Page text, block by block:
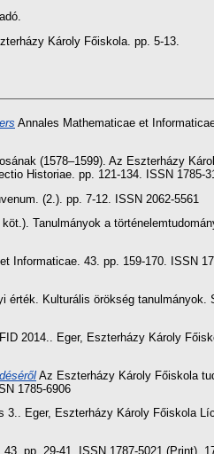
Károly Főiskola. pp. 5-13.
Annales Mathematicae et
(1578–1599). Az Eszterházy
Historiae. pp. 121-134. ISSN 1785-
(2.). pp. 7-12. ISSN 2062-5561
Tanulmányok a
Informaticae. 43. pp. 159-170. ISSN
érték. Kulturális örökség tanulmányok.
2014.. Eger, Eszterházy Károly
Az Eszterházy Károly Főiskola
1785-6906
3.. Eger, Eszterházy Károly Főiskola
pp. 29-41. ISSN 1787-5021 (Print),